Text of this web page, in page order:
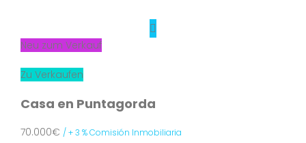
Neu zum Verkauf
Zu Verkaufen
Casa en Puntagorda
70.000€ / + 3 % Comisión Inmobiliaria